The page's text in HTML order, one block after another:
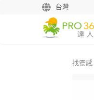
台灣
找靈感